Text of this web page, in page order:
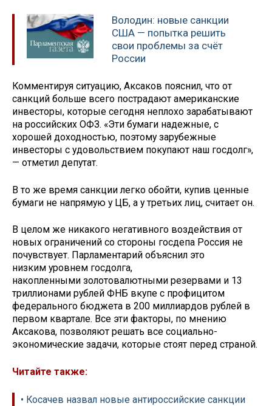
Володин: новые санкции
США — попытка решить
свои проблемы за счёт
России
Комментируя ситуацию, Аксаков пояснил, что от
санкций больше всего пострадают американские
инвесторы, которые сегодня неплохо зарабатывают
на российских ОФЗ. «Эти бумаги надежные, с
хорошей доходностью, поэтому зарубежные
инвесторы с удовольствием покупают наш госдолг»,
— отметил депутат.
В то же время санкции легко обойти, купив ценные
бумаги не напрямую у ЦБ, а у третьих лиц, считает он.
В целом же никакого негативного воздействия от
новых ограничений со стороны госдепа Россия не
почувствует. Парламентарий объяснил это
низким уровнем госдолга,
накопленными золотовалютными резервами и 13
триллионами рублей ФНБ вкупе с профицитом
федерального бюджета в 200 миллиардов рублей в
первом квартале. Все эти факторы, по мнению
Аксакова, позволяют решать все социально-
экономические задачи, которые стоят перед страной.
Читайте также:
• Косачев назвал новые антироссийские санкции